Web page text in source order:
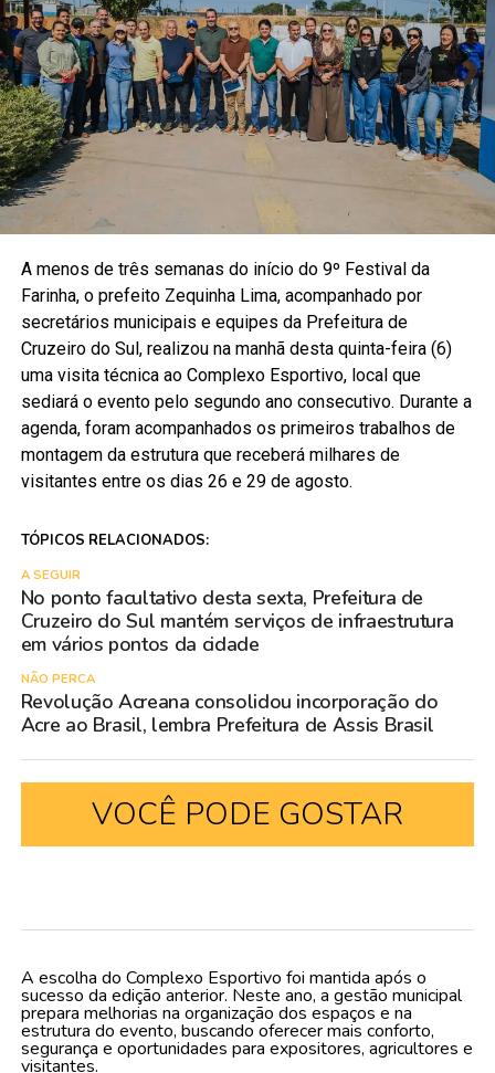
A menos de três semanas do início do 9º Festival da
Farinha, o prefeito Zequinha Lima, acompanhado por
secretários municipais e equipes da Prefeitura de
Cruzeiro do Sul, realizou na manhã desta quinta-feira (6)
uma visita técnica ao Complexo Esportivo, local que
sediará o evento pelo segundo ano consecutivo. Durante a
agenda, foram acompanhados os primeiros trabalhos de
montagem da estrutura que receberá milhares de
visitantes entre os dias 26 e 29 de agosto.
TÓPICOS RELACIONADOS:
A SEGUIR
No ponto facultativo desta sexta, Prefeitura de
Cruzeiro do Sul mantém serviços de infraestrutura
em vários pontos da cidade
NÃO PERCA
Revolução Acreana consolidou incorporação do
Acre ao Brasil, lembra Prefeitura de Assis Brasil
VOCÊ PODE GOSTAR
A escolha do Complexo Esportivo foi mantida após o
sucesso da edição anterior. Neste ano, a gestão municipal
prepara melhorias na organização dos espaços e na
estrutura do evento, buscando oferecer mais conforto,
segurança e oportunidades para expositores, agricultores e
visitantes.